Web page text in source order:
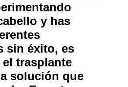
y has
sin éxito, es
trasplante
solución que